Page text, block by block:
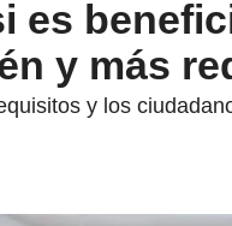
es
y más
y los